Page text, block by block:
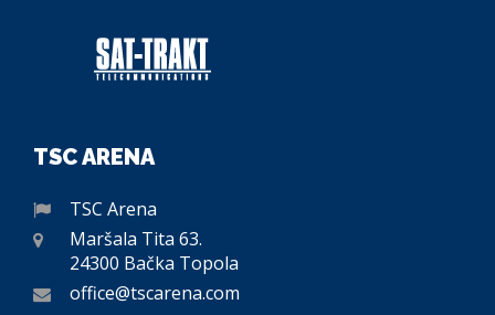
TSC ARENA
TSC Arena
Maršala Tita 63.
24300 Bačka Topola
office@tscarena.com